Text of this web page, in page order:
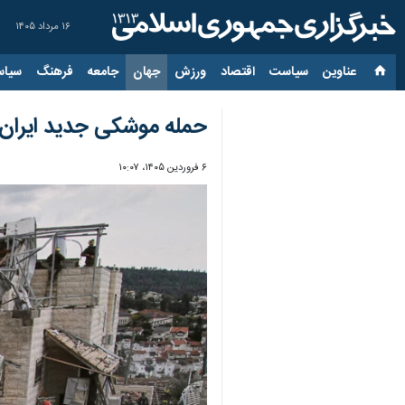
۱۶ مرداد ۱۴۰۵
عناوین‌ سیاست اقتصاد ورزش جهان جامعه فرهنگ
حمله موشکی جدید
۶ فروردین ۱۴۰۵، ۱۰:۰۷